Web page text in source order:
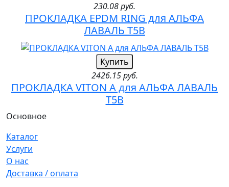
230.08 руб.
ПРОКЛАДКА EPDM RING для АЛЬФА
ЛАВАЛЬ T5B
Купить
2426.15 руб.
ПРОКЛАДКА VITON A для АЛЬФА ЛАВАЛЬ
T5B
Основное
Каталог
Услуги
О нас
Доставка / оплата